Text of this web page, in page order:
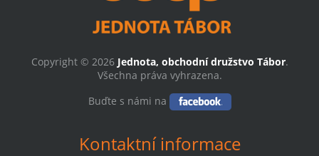
Copyright © 2026 Jednota, obchodní družstvo Tábor.
Všechna práva vyhrazena.
Buďte s námi na
Kontaktní informace